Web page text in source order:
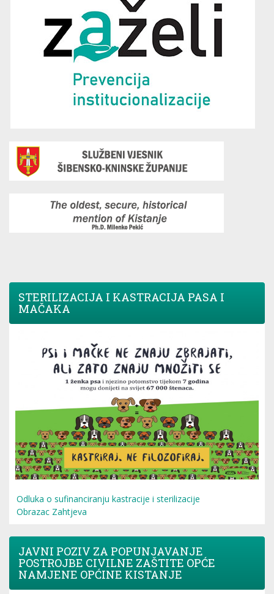
STERILIZACIJA I KASTRACIJA PASA I
MAČAKA
Odluka o sufinanciranju kastracije i sterilizacije
Obrazac Zahtjeva
JAVNI POZIV ZA POPUNJAVANJE
POSTROJBE CIVILNE ZAŠTITE OPĆE
NAMJENE OPĆINE KISTANJE